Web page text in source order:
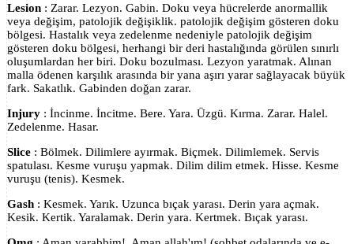
Lesion : Zarar. Lezyon. Gabin. Doku veya hücrelerde anormallik
veya değişim, patolojik değişiklik. patolojik değişim gösteren doku
bölgesi. Hastalık veya zedelenme nedeniyle patolojik değişim
gösteren doku bölgesi, herhangi bir deri hastalığında görülen sınırlı
oluşumlardan her biri. Doku bozulması. Lezyon yaratmak. Alınan
malla ödenen karşılık arasında bir yana aşırı yarar sağlayacak büyük
fark. Sakatlık. Gabinden doğan zarar.
Injury : İncinme. İncitme. Bere. Yara. Üzgü. Kırma. Zarar. Halel.
Zedelenme. Hasar.
Slice : Bölmek. Dilimlere ayırmak. Biçmek. Dilimlemek. Servis
spatulası. Kesme vuruşu yapmak. Dilim dilim etmek. Hisse. Kesme
vuruşu (tenis). Kesmek.
Gash : Kesmek. Yarık. Uzunca bıçak yarası. Derin yara açmak.
Kesik. Kertik. Yaralamak. Derin yara. Kertmek. Bıçak yarası.